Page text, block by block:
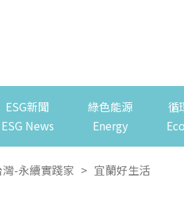
ESG新聞
ESG News
綠色能源
Energy
循
灣-永續實踐家 > 宜蘭好生活